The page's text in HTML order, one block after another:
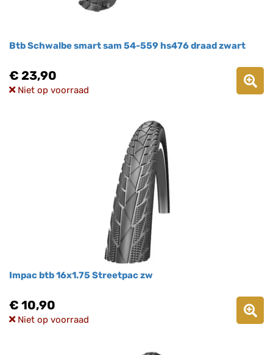
Btb Schwalbe smart sam 54-559 hs476 draad zwart
€ 23,90
Niet op voorraad
Impac btb 16x1.75 Streetpac zw
€ 10,90
Niet op voorraad